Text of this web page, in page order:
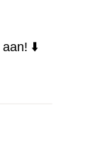
aan! ⬇️